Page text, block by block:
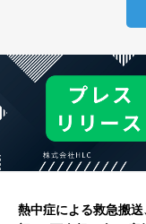
熱中症による救急搬